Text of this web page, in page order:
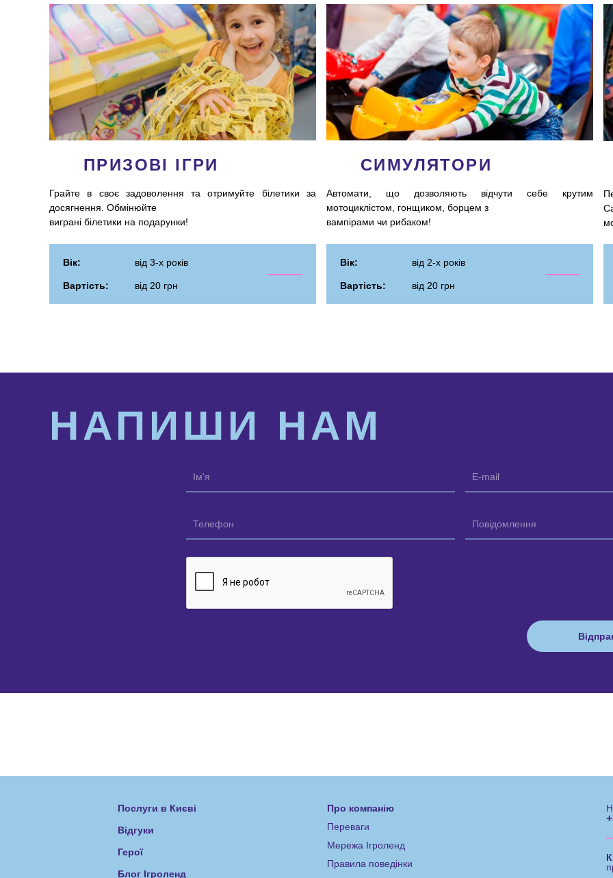
ПРИЗОВІ ІГРИ
Грайте в своє задоволення та отримуйте білетики за
досягнення. Обмінюйте
виграні білетики на подарунки!
Вік: від 3-х років
Вартість: від 20 грн
СИМУЛЯТОРИ
Автомати, що дозволяють відчути себе крутим
мотоциклістом, гонщиком, борцем з
вампірами чи рибаком!
Вік: від 2-х років
Вартість: від 20 грн
НАПИШИ НАМ
Послуги в Києві
Відгуки
Герої
Блог Ігроленд
Про компанію
Переваги
Мережа Ігроленд
Правила поведінки